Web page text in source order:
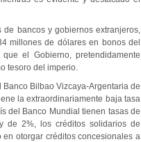
bancos y gobiernos extranjeros,
millones de dólares en bonos del
el Gobierno, pretendidamente
tesoro del imperio.
Bilbao Vizcaya-Argentaria de
la extraordinariamente baja tasa
del Banco Mundial tienen tasas de
de 2%, los créditos solidarios de
otorgar créditos concesionales a